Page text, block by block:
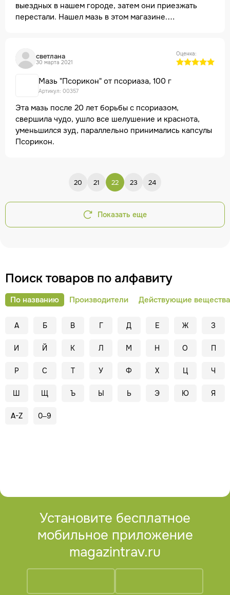
выездных в нашем городе, затем они приезжать
перестали. Нашел мазь в этом магазине.
лечение затяжное, но главное — успешное!
светлана
30 марта 2021
Оценка:
Мазь "Псорикон" от псориаза, 100 г
Артикул: 00357
Эта мазь после 20 лет борьбы с псориазом,
свершила чудо, ушло все шелушение и краснота,
уменьшился зуд, параллельно принимались капсулы
Псорикон.
20 21 22 23 24
Показать еще
Поиск товаров по алфавиту
По названию Производители Действующие вещества
А Б В Г Д Е Ж З
И Й К Л М Н О П
Р С Т У Ф Х Ц Ч
Ш Щ Ъ Ы Ь Э Ю Я
A-Z 0–9
Установите бесплатное
мобильное приложение
magazintrav.ru